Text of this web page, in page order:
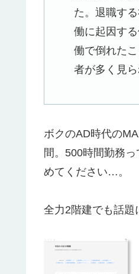
た。退職す
働に起因す
働で倒れた
者が多く見ら
ボクのAD時代の
間。500時間勤務
めてください…。
全力2階建でも話題